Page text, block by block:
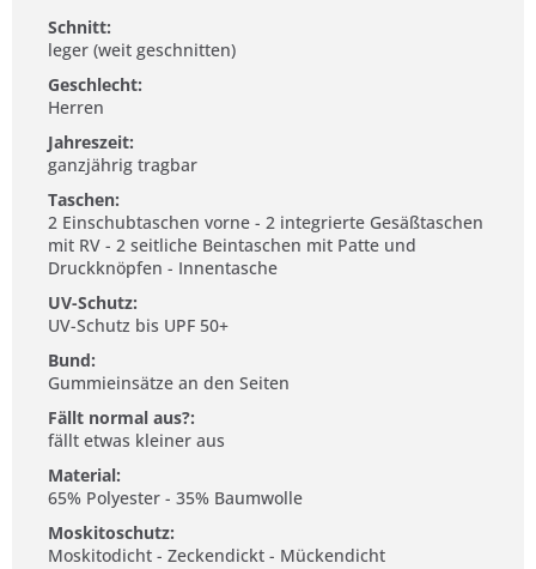
Schnitt:
leger (weit geschnitten)
Geschlecht:
Herren
Jahreszeit:
ganzjährig tragbar
Taschen:
2 Einschubtaschen vorne - 2 integrierte Gesäßtaschen
mit RV - 2 seitliche Beintaschen mit Patte und
Druckknöpfen - Innentasche
UV-Schutz:
UV-Schutz bis UPF 50+
Bund:
Gummieinsätze an den Seiten
Fällt normal aus?:
fällt etwas kleiner aus
Material:
65% Polyester - 35% Baumwolle
Moskitoschutz:
Moskitodicht - Zeckendickt - Mückendicht